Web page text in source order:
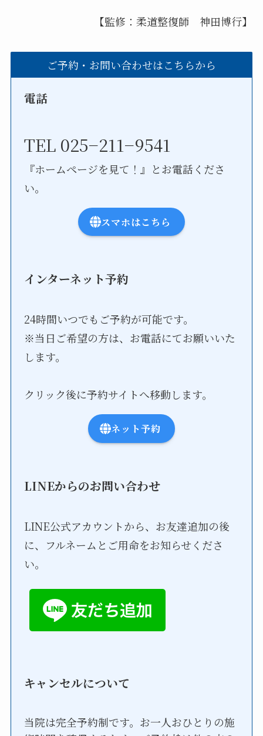
【監修：柔道整復師 神田博行】
ご予約・お問い合わせはこちらから
電話
TEL 025−211−9541
『ホームページを見て！』とお電話くださ
い。
スマホはこちら
インターネット予約
24時間いつでもご予約が可能です。
※当日ご希望の方は、お電話にてお願いいた
します。
クリック後に予約サイトへ移動します。
ネット予約
LINEからのお問い合わせ
LINE公式アカウントから、お友達追加の後
に、フルネームとご用命をお知らせくださ
い。
キャンセルについて
当院は完全予約制です。お一人おひとりの施